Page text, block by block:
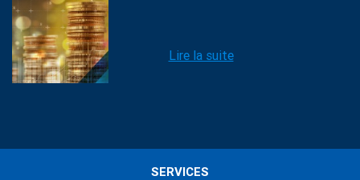
Lire la suite
SERVICES